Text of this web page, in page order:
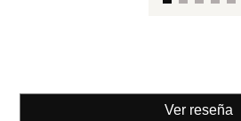
Ver reseña